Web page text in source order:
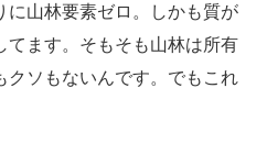
に山林要素ゼロ。しかも質が
てます。そもそも山林は所有
クソもないんです。でもこれ